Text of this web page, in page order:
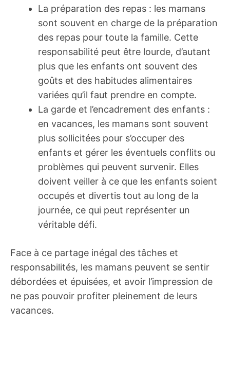
La préparation des repas : les mamans
sont souvent en charge de la préparation
des repas pour toute la famille. Cette
responsabilité peut être lourde, d’autant
plus que les enfants ont souvent des
goûts et des habitudes alimentaires
variées qu’il faut prendre en compte.
La garde et l’encadrement des enfants :
en vacances, les mamans sont souvent
plus sollicitées pour s’occuper des
enfants et gérer les éventuels conflits ou
problèmes qui peuvent survenir. Elles
doivent veiller à ce que les enfants soient
occupés et divertis tout au long de la
journée, ce qui peut représenter un
véritable défi.
Face à ce partage inégal des tâches et
responsabilités, les mamans peuvent se sentir
débordées et épuisées, et avoir l’impression de
ne pas pouvoir profiter pleinement de leurs
vacances.